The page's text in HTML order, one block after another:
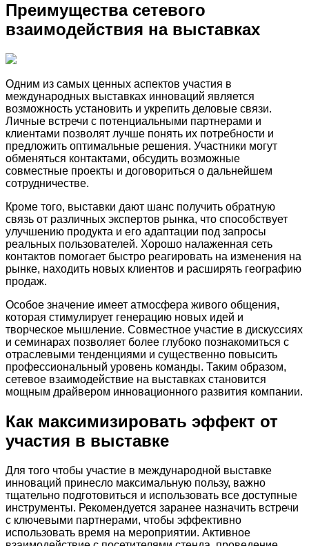
Преимущества сетевого
взаимодействия на выставках
Одним из самых ценных аспектов участия в
международных выставках инноваций является
возможность установить и укрепить деловые связи.
Личные встречи с потенциальными партнерами и
клиентами позволят лучше понять их потребности и
предложить оптимальные решения. Участники могут
обменяться контактами, обсудить возможные
совместные проекты и договориться о дальнейшем
сотрудничестве.
Кроме того, выставки дают шанс получить обратную
связь от различных экспертов рынка, что способствует
улучшению продукта и его адаптации под запросы
реальных пользователей. Хорошо налаженная сеть
контактов помогает быстро реагировать на изменения на
рынке, находить новых клиентов и расширять географию
продаж.
Особое значение имеет атмосфера живого общения,
которая стимулирует генерацию новых идей и
творческое мышление. Совместное участие в дискуссиях
и семинарах позволяет более глубоко познакомиться с
отраслевыми тенденциями и существенно повысить
профессиональный уровень команды. Таким образом,
сетевое взаимодействие на выставках становится
мощным драйвером инновационного развития компании.
Как максимизировать эффект от
участия в выставке
Для того чтобы участие в международной выставке
инноваций принесло максимальную пользу, важно
тщательно подготовиться и использовать все доступные
инструменты. Рекомендуется заранее назначить встречи
с ключевыми партнерами, чтобы эффективно
использовать время на мероприятии. Активное